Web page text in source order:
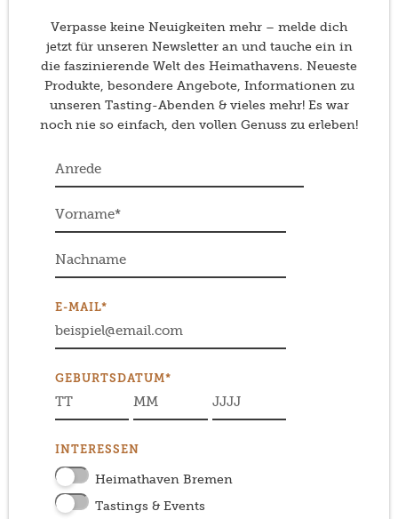
Verpasse keine Neuigkeiten mehr – melde dich
jetzt für unseren Newsletter an und tauche ein in
die faszinierende Welt des Heimathavens. Neueste
Produkte, besondere Angebote, Informationen zu
unseren Tasting-Abenden & vieles mehr! Es war
noch nie so einfach, den vollen Genuss zu erleben!
E-MAIL*
GEBURTSDATUM*
INTERESSEN
Heimathaven Bremen
Tastings & Events